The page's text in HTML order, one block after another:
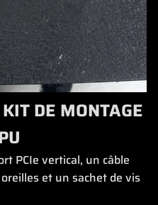
DE MONTAGE
PCIe vertical, un câble
et un sachet de vis